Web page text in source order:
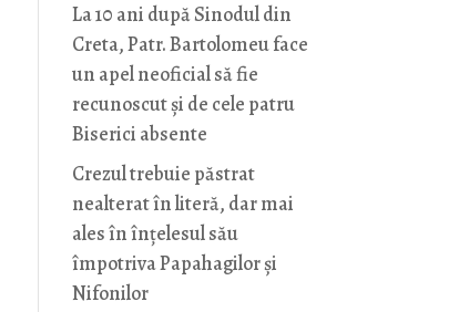
La 10 ani după Sinodul din
Creta, Patr. Bartolomeu face
un apel neoficial să fie
recunoscut și de cele patru
Biserici absente
Crezul trebuie păstrat
nealterat în literă, dar mai
ales în înțelesul său
împotriva Papahagilor și
Nifonilor